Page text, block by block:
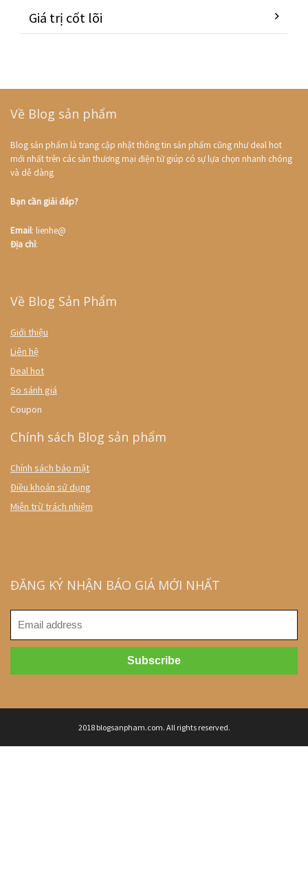
Giá trị cốt lõi
Về Blog sản phẩm
Blog sản phẩm là trang cập nhật thông tin sản phẩm cũng như deal hot
mới nhất trên các sàn thương mại điện tử giúp có sự lựa chọn nhanh chóng
và dễ dàng
Bạn cần giải đáp?
Email: lienhe@
Địa chỉ:
Về Blog Sản Phẩm
Giới thiệu
Liên hệ
Deal hot
So sánh giá
Coupon
Chính sách Blog sản phẩm
Chính sách bảo mật
Điều khoản sử dụng
Miễn trừ trách nhiệm
ĐĂNG KÝ NHẬN BÁO GIÁ MỚI NHẤT
2018 blogsanpham.com. All rights reserved.